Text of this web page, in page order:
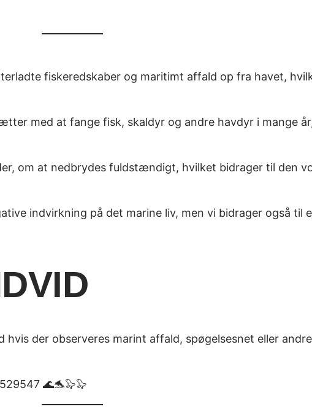
fiskeredskaber og maritimt affald op fra havet,
med at fange fisk, skaldyr og andre havdyr i mange
om at nedbrydes fuldstændigt, hvilket bidrager til den
indvirkning på det marine liv, men vi bidrager også til
der observeres marint affald, spøgelsesnet eller
🌊🐬🦭🦭